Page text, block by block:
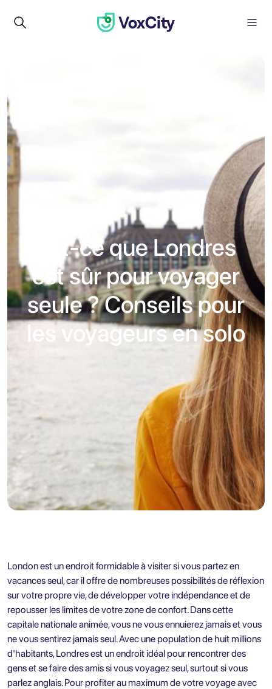
Est-ce que Londres
est sûr pour voyager
seule ? Conseils pour
les voyageurs en solo
London est un endroit formidable à visiter si vous partez en
vacances seul, car il offre de nombreuses possibilités de réflexion
sur votre propre vie, de développer votre indépendance et de
repousser les limites de votre zone de confort. Dans cette
capitale nationale animée, vous ne vous ennuierez jamais et vous
ne vous sentirez jamais seul. Avec une population de huit millions
d'habitants, Londres est un endroit idéal pour rencontrer des
gens et se faire des amis si vous voyagez seul, surtout si vous
parlez anglais. Pour profiter au maximum de votre voyage avec